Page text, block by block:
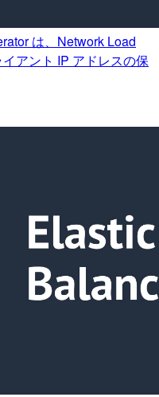
は、Network Load
アント IP アドレスの保